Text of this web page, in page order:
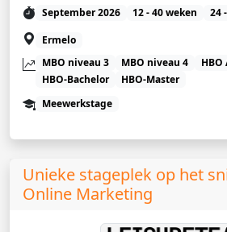
September 2026 12 - 40 weken
24
Ermelo
MBO niveau 3
MBO niveau 4
HBO
HBO-Bachelor
HBO-Master
Meewerkstage
Unieke stageplek op het
Online Marketing